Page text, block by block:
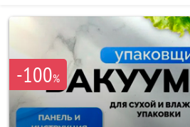
-100%